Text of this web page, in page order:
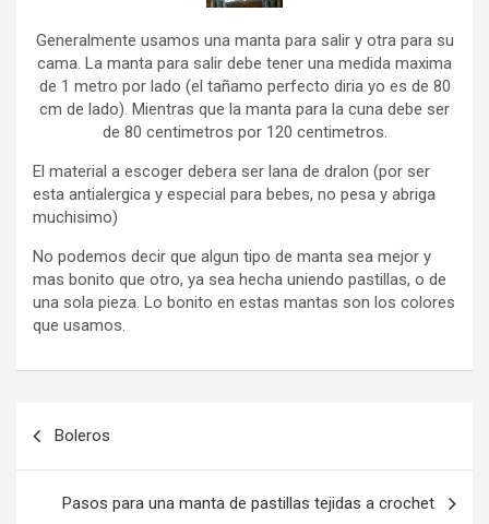
Generalmente usamos una manta para salir y otra para su
cama. La manta para salir debe tener una medida maxima
de 1 metro por lado (el tañamo perfecto diria yo es de 80
cm de lado). Mientras que la manta para la cuna debe ser
de 80 centimetros por 120 centimetros.
El material a escoger debera ser lana de dralon (por ser
esta antialergica y especial para bebes, no pesa y abriga
muchisimo)
No podemos decir que algun tipo de manta sea mejor y
mas bonito que otro, ya sea hecha uniendo pastillas, o de
una sola pieza. Lo bonito en estas mantas son los colores
que usamos.
entradas
Boleros
Pasos para una manta de pastillas tejidas a crochet